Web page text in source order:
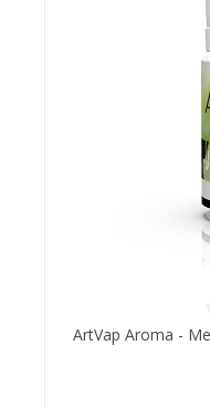
ArtVap Aroma -